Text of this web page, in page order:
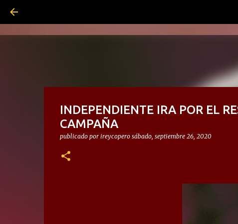
INDEPENDIENTE IRA POR EL
CAMPAÑA
publicado por ireycopero sábado, septiembre 26, 2020